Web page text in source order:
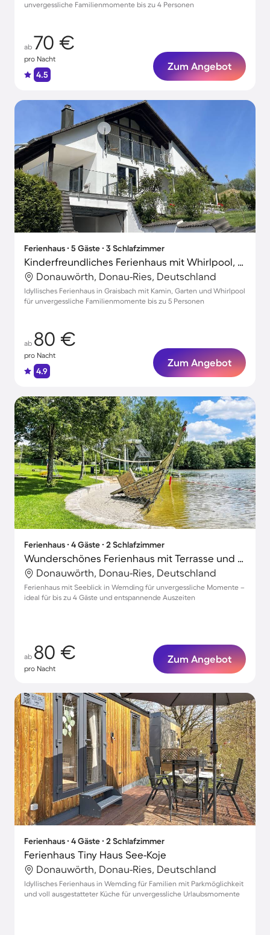
unvergessliche Familienmomente bis zu 4 Personen
ab 70 €
pro Nacht
4.5
Zum Angebot
Ferienhaus ∙ 5 Gäste ∙ 3 Schlafzimmer
Kinderfreundliches Ferienhaus mit Whirlpool, Garten und Terrasse | Perfekt für die Arbeit von Zuhause
Donauwörth, Donau-Ries, Deutschland
Idyllisches Ferienhaus in Graisbach mit Kamin, Garten und Whirlpool
für unvergessliche Familienmomente bis zu 5 Personen
ab 80 €
pro Nacht
4.9
Zum Angebot
Ferienhaus ∙ 4 Gäste ∙ 2 Schlafzimmer
Wunderschönes Ferienhaus mit Terrasse und Grill | Seeblick
Donauwörth, Donau-Ries, Deutschland
Ferienhaus mit Seeblick in Wemding für unvergessliche Momente –
ideal für bis zu 4 Gäste und entspannende Auszeiten
ab 80 €
pro Nacht
Zum Angebot
Ferienhaus ∙ 4 Gäste ∙ 2 Schlafzimmer
Ferienhaus Tiny Haus See-Koje
Donauwörth, Donau-Ries, Deutschland
Idyllisches Ferienhaus in Wemding für Familien mit Parkmöglichkeit
und voll ausgestatteter Küche für unvergessliche Urlaubsmomente